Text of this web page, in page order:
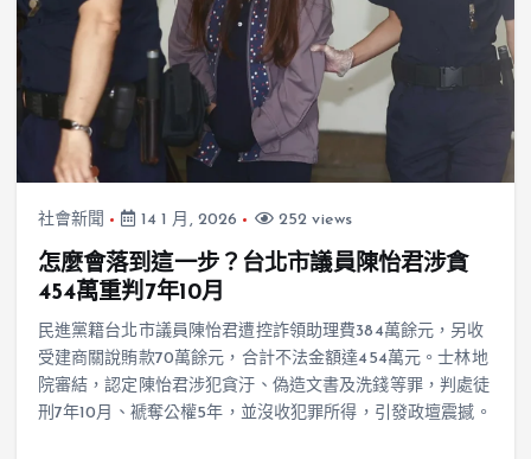
社會新聞 14 1 月, 2026 252 views
怎麼會落到這一步？台北市議員陳怡君涉貪
454萬重判7年10月
民進黨籍台北市議員陳怡君遭控詐領助理費384萬餘元，另收
受建商關說賄款70萬餘元，合計不法金額達454萬元。士林地
院審結，認定陳怡君涉犯貪汙、偽造文書及洗錢等罪，判處徒
刑7年10月、褫奪公權5年，並沒收犯罪所得，引發政壇震撼。